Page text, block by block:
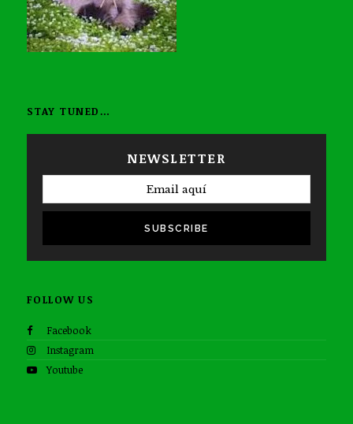
STAY TUNED…
NEWSLETTER
SUBSCRIBE
FOLLOW US
Facebook
Instagram
Youtube